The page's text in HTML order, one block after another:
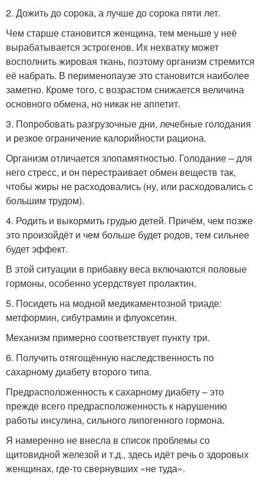
2. Дожить до сорока, а лучше до сорока пяти лет.
Чем старше становится женщина, тем меньше у неё
вырабатывается эстрогенов. Их нехватку может
восполнить жировая ткань, поэтому организм стремится
её набрать. В перименопаузе это становится наиболее
заметно. Кроме того, с возрастом снижается величина
основного обмена, но никак не аппетит.
3. Попробовать разгрузочные дни, лечебные голодания
и резкое ограничение калорийности рациона.
Организм отличается злопамятностью. Голодание – для
него стресс, и он перестраивает обмен веществ так,
чтобы жиры не расходовались (ну, или расходовались с
большим трудом).
4. Родить и выкормить грудью детей. Причём, чем позже
это произойдёт и чем больше будет родов, тем сильнее
будет эффект.
В этой ситуации в прибавку веса включаются половые
гормоны, особенно усердствует пролактин.
5. Посидеть на модной медикаментозной триаде:
метформин, сибутрамин и флуоксетин.
Механизм примерно соответствует пункту три.
6. Получить отягощённую наследственность по
сахарному диабету второго типа.
Предрасположенность к сахарному диабету – это
прежде всего предрасположенность к нарушению
работы инсулина, сильного липогенного гормона.
Я намеренно не внесла в список проблемы со
щитовидной железой и т.д., здесь идёт речь о здоровых
женщинах, где-то свернувших «не туда».